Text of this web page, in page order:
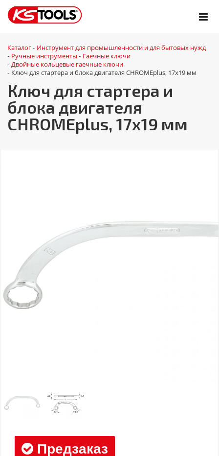
Каталог - Инструмент для промышленности и для бытовых нужд
- Ручные инструменты - Гаечные ключи
- Двойные кольцевые гаечные ключи
- Ключ для стартера и блока двигателя CHROMEplus, 17x19 мм
Ключ для стартера и
блока двигателя
CHROMEplus, 17x19 мм
Предзаказ